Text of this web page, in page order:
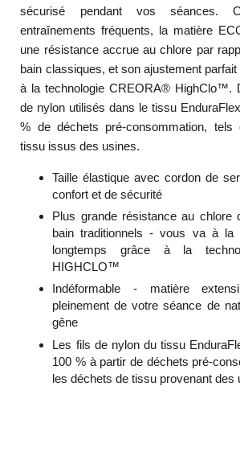
sécurisé pendant vos séances.
entraînements fréquents, la matière
une résistance accrue au chlore par
bain classiques, et son ajustement
à la technologie CREORA® HighClo™.
de nylon utilisés dans le tissu
% de déchets pré-consommation,
tissu issus des usines.
Taille élastique avec cordon de
confort et de sécurité
Plus grande résistance au chlore
bain traditionnels - vous va à la
longtemps grâce à la
HIGHCLO™
Indéformable - matière
pleinement de votre séance de
gêne
Les fils de nylon du tissu
100 % à partir de déchets pré-
les déchets de tissu provenant des